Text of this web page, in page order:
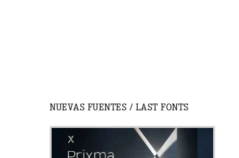
NUEVAS FUENTES / LAST FONTS